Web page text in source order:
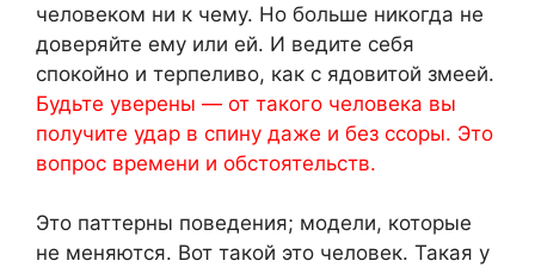
человеком ни к чему. Но больше никогда не
доверяйте ему или ей. И ведите себя
спокойно и терпеливо, как с ядовитой змеей.
Будьте уверены — от такого человека вы
получите удар в спину даже и без ссоры. Это
вопрос времени и обстоятельств.
Это паттерны поведения; модели, которые
не меняются. Вот такой это человек. Такая у